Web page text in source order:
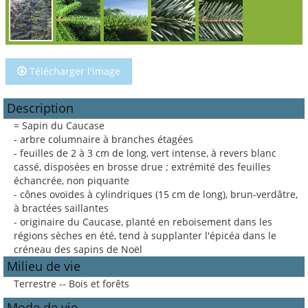
Télécharger l'image
Description
= Sapin du Caucase
- arbre columnaire à branches étagées
- feuilles de 2 à 3 cm de long, vert intense, à revers blanc
cassé, disposées en brosse drue ; extrémité des feuilles
échancrée, non piquante
- cônes ovoïdes à cylindriques (15 cm de long), brun-verdâtre,
à bractées saillantes
- originaire du Caucase, planté en reboisement dans les
régions sèches en été, tend à supplanter l'épicéa dans le
créneau des sapins de Noël
Milieu de vie
Terrestre -- Bois et forêts